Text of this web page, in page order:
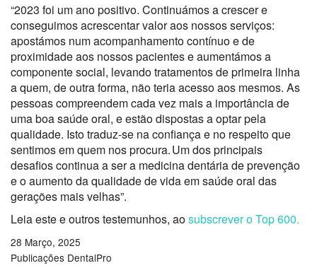
“2023 foi um ano positivo. Continuámos a crescer e
conseguimos acrescentar valor aos nossos serviços:
apostámos num acompanhamento contínuo e de
proximidade aos nossos pacientes e aumentámos a
componente social, levando tratamentos de primeira linha
a quem, de outra forma, não teria acesso aos mesmos. As
pessoas compreendem cada vez mais a importância de
uma boa saúde oral, e estão dispostas a optar pela
qualidade. Isto traduz-se na confiança e no respeito que
sentimos em quem nos procura.Um dos principais
desafios continua a ser a medicina dentária de prevenção
e o aumento da qualidade de vida em saúde oral das
gerações mais velhas”.
Leia este e outros testemunhos, aosubscrever o Top 600.
28 Março, 2025
Publicações DentalPro